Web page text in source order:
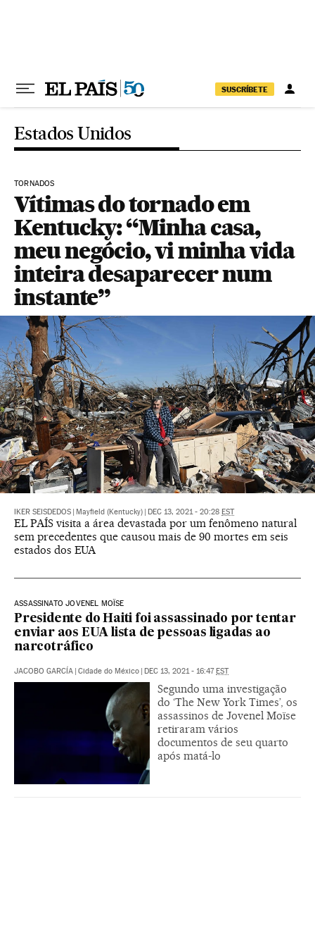
SUSCRÍBETE
Estados Unidos
TORNADOS
Vítimas do tornado em
Kentucky: “Minha casa,
meu negócio, vi minha vida
inteira desaparecer num
instante”
IKER SEISDEDOS Mayfield (Kentucky) DEC 13, 2021 - 20:28 EST
EL PAÍS visita a área devastada por um fenômeno natural
sem precedentes que causou mais de 90 mortes em seis
estados dos EUA
ASSASSINATO JOVENEL MOÏSE
Presidente do Haiti foi assassinado por tentar
enviar aos EUA lista de pessoas ligadas ao
narcotráfico
JACOBO GARCÍA Cidade do México DEC 13, 2021 - 16:47 EST
Segundo uma investigação
do ‘The New York Times’, os
assassinos de Jovenel Moïse
retiraram vários
documentos de seu quarto
após matá-lo